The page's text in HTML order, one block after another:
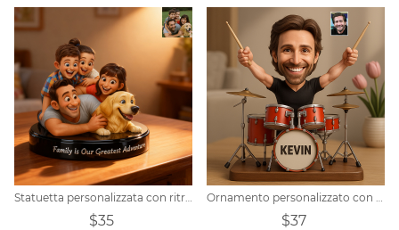
Statuetta personalizzata con ritratto di famiglia in stile Pixar
$35
Ornamento personalizzato con ritratto di batterista
$37